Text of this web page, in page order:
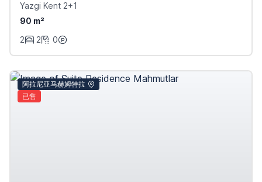
Yazgi Kent 2+1
90 m²
2
2 0
阿拉尼亚马赫姆特拉
已售